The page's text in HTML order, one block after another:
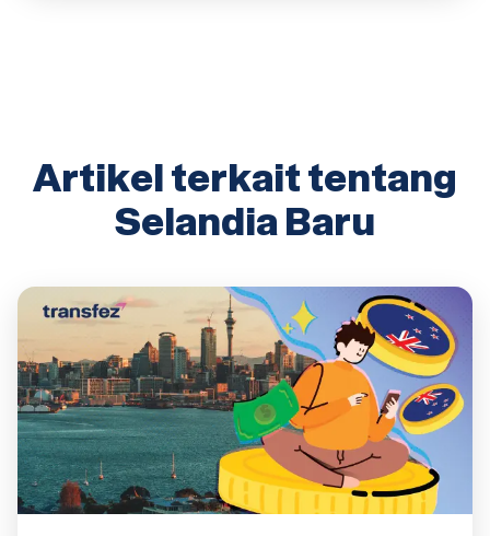
Artikel terkait tentang
Selandia Baru